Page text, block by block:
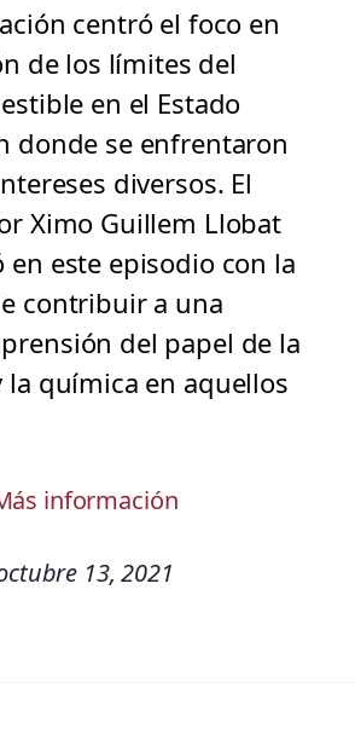
centró el foco en
de los límites del
en el Estado
donde se enfrentaron
diversos. El
Ximo Guillem Llobat
este episodio con la
contribuir a una
del papel de la
la química en aquellos
información
13, 2021